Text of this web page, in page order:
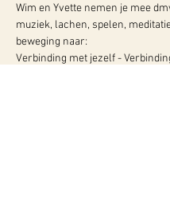
Wim en Yvette nemen je mee
muziek, lachen, spelen,
beweging naar:
Verbinding met jezelf -